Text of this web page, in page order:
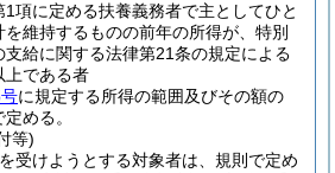
1項に定める扶養義務者で主としてひと
を維持するものの前年の所得が、特別
支給に関する法律第21条の規定による
上である者
に規定する所得の範囲及びその額の
める。
等)
受けようとする対象者は、規則で定め